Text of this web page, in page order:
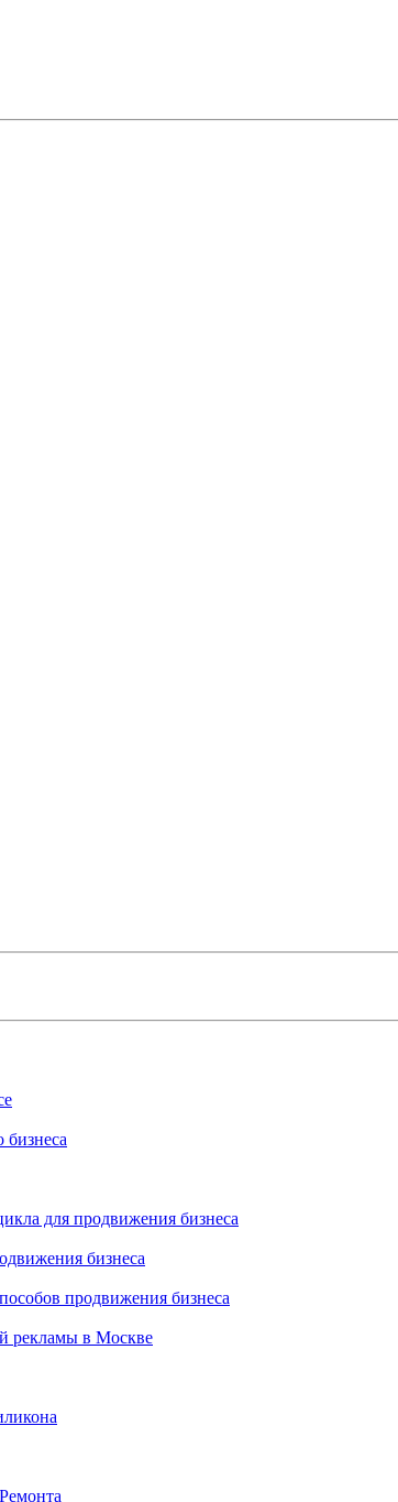
для продвижения бизнеса
бизнеса
продвижения бизнеса
рекламы в Москве